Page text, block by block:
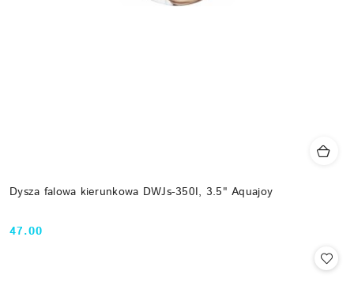
Dysza falowa kierunkowa DWJs-350I, 3.5" Aquajoy
Cena:
47.00